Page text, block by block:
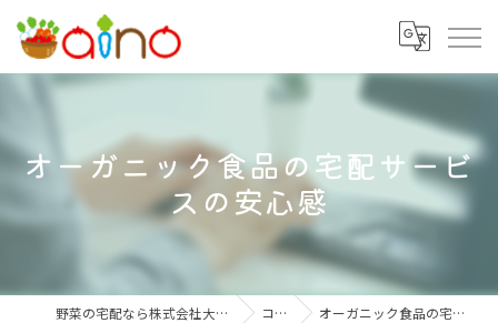
オーガニック食品の宅配サービ
スの安心感
野菜の宅配なら株式会社大阪愛農食品センター コラム オーガニック食品の宅配サービスの安心感